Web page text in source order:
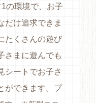
の環境で、お子
だけ追求できま
たくさんの遊び
さまに遊んでも
シートでお子さ
ができます。プ